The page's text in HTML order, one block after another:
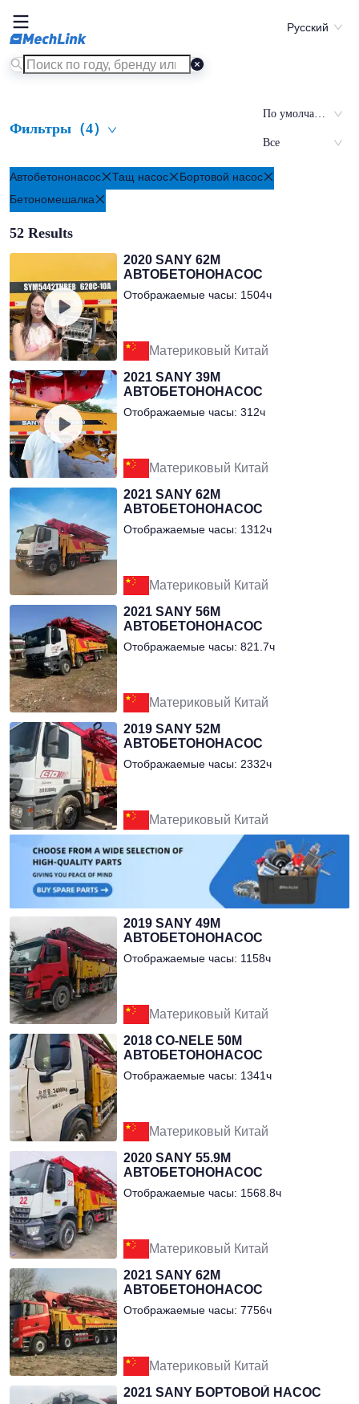
Русский
Фильтры （4）
По умолчанию
Все
Автобетононасос Тащ насос
Бортовой насос
Бетономешалка
52 Results
2020 SANY 62М
АВТОБЕТОНОНАСОС
Отображаемые часы: 1504ч
Материковый Китай
2021 SANY 39М
АВТОБЕТОНОНАСОС
Отображаемые часы: 312ч
Материковый Китай
2021 SANY 62М
АВТОБЕТОНОНАСОС
Отображаемые часы: 1312ч
Материковый Китай
2021 SANY 56М
АВТОБЕТОНОНАСОС
Отображаемые часы: 821.7ч
Материковый Китай
2019 SANY 52М
АВТОБЕТОНОНАСОС
Отображаемые часы: 2332ч
Материковый Китай
2019 SANY 49М
АВТОБЕТОНОНАСОС
Отображаемые часы: 1158ч
Материковый Китай
2018 CO-NELE 50М
АВТОБЕТОНОНАСОС
Отображаемые часы: 1341ч
Материковый Китай
2020 SANY 55.9М
АВТОБЕТОНОНАСОС
Отображаемые часы: 1568.8ч
Материковый Китай
2021 SANY 62М
АВТОБЕТОНОНАСОС
Отображаемые часы: 7756ч
Материковый Китай
2021 SANY БОРТОВОЙ НАСОС